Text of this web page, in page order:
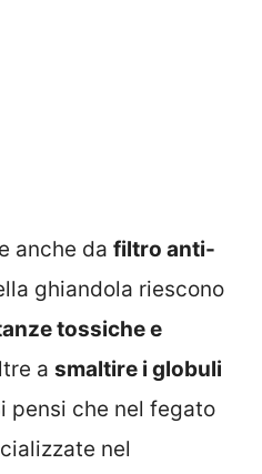
anche da filtro anti-
ghiandola riescono
tossiche e
a smaltire i globuli
pensi che nel fegato
nel